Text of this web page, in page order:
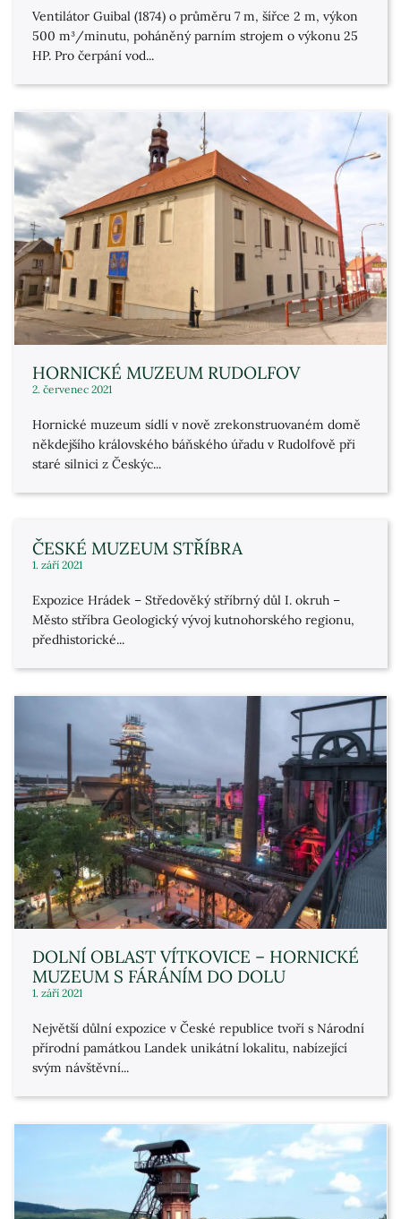
Ventilátor Guibal (1874) o průměru 7 m, šířce 2 m, výkon
500 m³/minutu, poháněný parním strojem o výkonu 25
HP. Pro čerpání vod...
HORNICKÉ MUZEUM RUDOLFOV
2. červenec 2021
Hornické muzeum sídlí v nově zrekonstruovaném domě
někdejšího královského báňského úřadu v Rudolfově při
staré silnici z Českýc...
ČESKÉ MUZEUM STŘÍBRA
1. září 2021
Expozice Hrádek – Středověký stříbrný důl I. okruh –
Město stříbra Geologický vývoj kutnohorského regionu,
předhistorické...
DOLNÍ OBLAST VÍTKOVICE – HORNICKÉ
MUZEUM S FÁRÁNÍM DO DOLU
1. září 2021
Největší důlní expozice v České republice tvoří s Národní
přírodní památkou Landek unikátní lokalitu, nabízející
svým návštěvní...